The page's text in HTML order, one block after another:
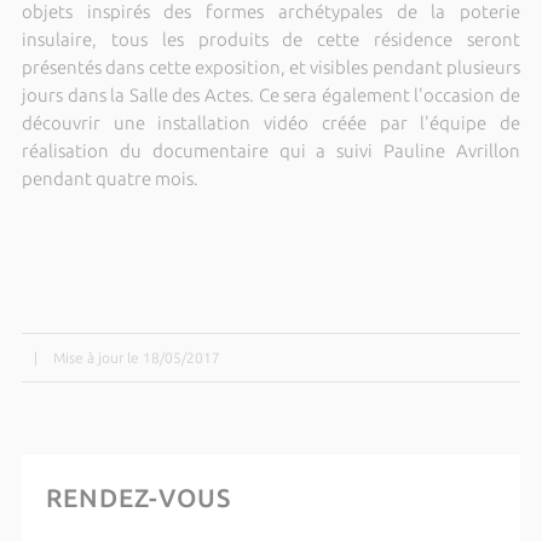
objets inspirés des formes archétypales de la poterie
insulaire, tous les produits de cette résidence seront
présentés dans cette exposition, et visibles pendant plusieurs
jours dans la Salle des Actes. Ce sera également l'occasion de
découvrir une installation vidéo créée par l'équipe de
réalisation du documentaire qui a suivi Pauline Avrillon
pendant quatre mois.
Mise à jour le 18/05/2017
RENDEZ-VOUS